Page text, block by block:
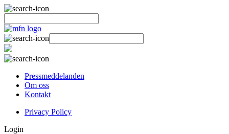
Pressmeddelanden
Om oss
Kontakt
Privacy Policy
Login